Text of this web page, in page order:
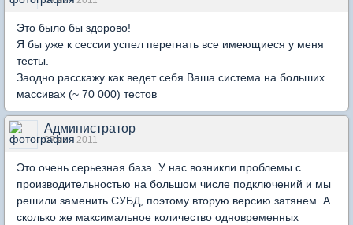
Это было бы здорово!
Я бы уже к сессии успел перегнать все имеющиеся у меня
тесты.
Заодно расскажу как ведет себя Ваша система на больших
массивах (~ 70 000) тестов
Администратор
07 ноя 2011
Это очень серьезная база. У нас возникли проблемы с
производительностью на большом числе подключений и мы
решили заменить СУБД, поэтому вторую версию затянем. А
сколько же максимальное количество одновременных